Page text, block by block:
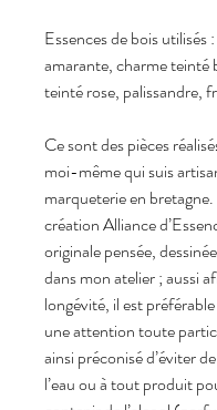
Essences de bois utilisés
amarante, charme teinté
teinté rose, palissandre,
Ce sont des pièces
moi-même qui suis
marqueterie en
création Alliance
originale pensée,
dans mon atelier ; aussi
longévité, il est
une attention toute
ainsi préconisé d’éviter
l’eau ou à tout produit